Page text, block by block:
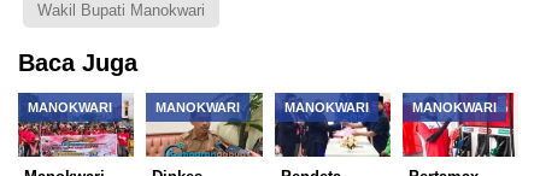
Wakil Bupati Manokwari
Baca Juga
MANOKWARI MANOKWARI MANOKWARI MANOKWARI